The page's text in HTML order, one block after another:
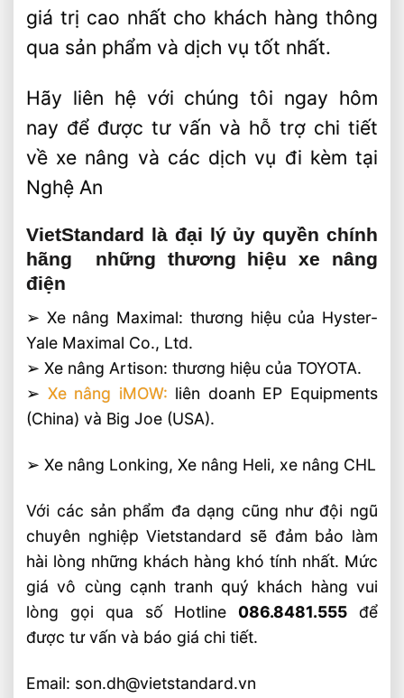
giá trị cao nhất cho khách hàng thông
qua sản phẩm và dịch vụ tốt nhất.
Hãy liên hệ với chúng tôi ngay hôm
nay để được tư vấn và hỗ trợ chi tiết
về xe nâng và các dịch vụ đi kèm tại
Nghệ An
VietStandard là đại lý ủy quyền chính
hãng những thương hiệu xe nâng
điện
➢ Xe nâng Maximal: thương hiệu của Hyster-
Yale Maximal Co., Ltd.
➢ Xe nâng Artison: thương hiệu của TOYOTA.
➢ Xe nâng iMOW: liên doanh EP Equipments
(China) và Big Joe (USA).
➢ Xe nâng Lonking, Xe nâng Heli, xe nâng CHL
Với các sản phẩm đa dạng cũng như đội ngũ
chuyên nghiệp Vietstandard sẽ đảm bảo làm
hài lòng những khách hàng khó tính nhất. Mức
giá vô cùng cạnh tranh quý khách hàng vui
lòng gọi qua số Hotline086.8481.555 để
được tư vấn và báo giá chi tiết.
Email: son.dh@vietstandard.vn